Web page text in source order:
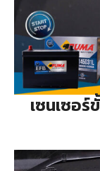
เซนเซอ